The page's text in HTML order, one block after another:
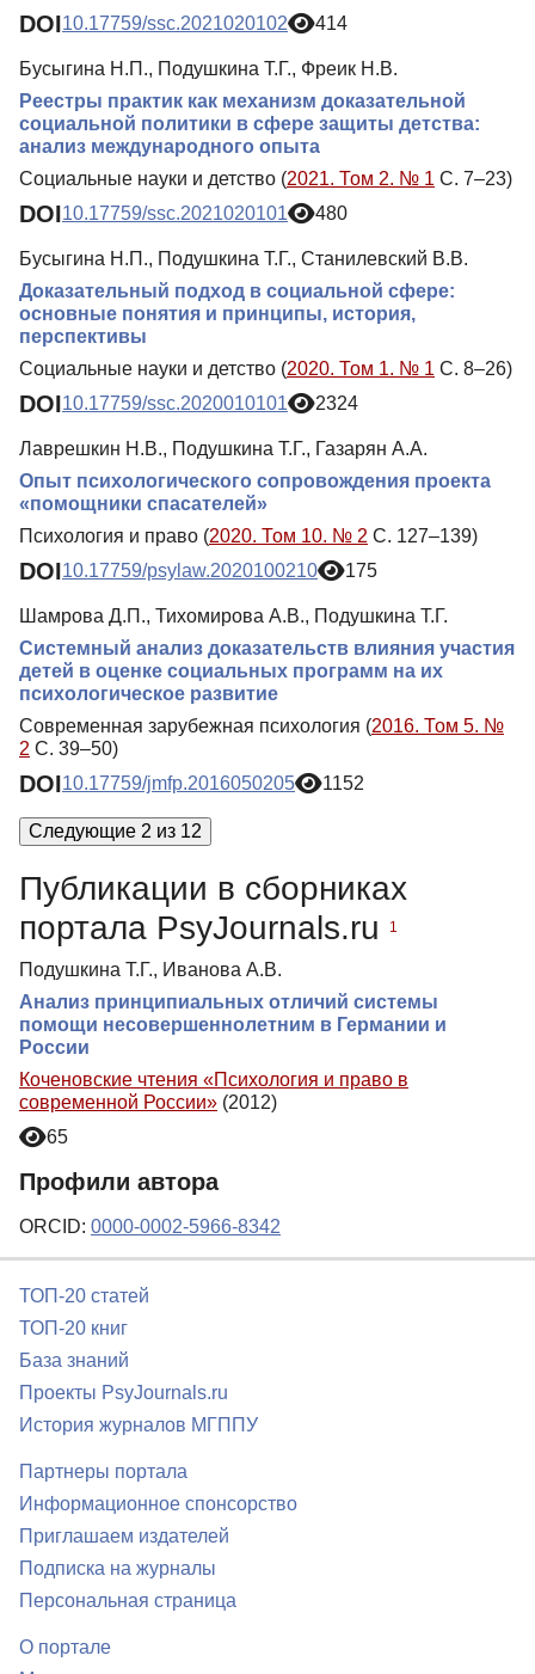
DOI10.17759/ssc.2021020102 414
Бусыгина Н.П., Подушкина Т.Г., Фреик Н.В.
Реестры практик как механизм доказательной
социальной политики в сфере защиты детства:
анализ международного опыта
Социальные науки и детство (2021. Том 2. № 1 С. 7–23)
DOI10.17759/ssc.2021020101 480
Бусыгина Н.П., Подушкина Т.Г., Станилевский В.В.
Доказательный подход в социальной сфере:
основные понятия и принципы, история,
перспективы
Социальные науки и детство (2020. Том 1. № 1 С. 8–26)
DOI10.17759/ssc.2020010101 2324
Лаврешкин Н.В., Подушкина Т.Г., Газарян А.А.
Опыт психологического сопровождения проекта
«помощники спасателей»
Психология и право (2020. Том 10. № 2 С. 127–139)
DOI10.17759/psylaw.2020100210 175
Шамрова Д.П., Тихомирова А.В., Подушкина Т.Г.
Системный анализ доказательств влияния участия
детей в оценке социальных программ на их
психологическое развитие
Современная зарубежная психология (2016. Том 5. №
2 С. 39–50)
DOI10.17759/jmfp.2016050205 1152
Следующие 2 из 12
Публикации в сборниках
портала PsyJournals.ru
1
Подушкина Т.Г., Иванова А.В.
Анализ принципиальных отличий системы
помощи несовершеннолетним в Германии и
России
Коченовские чтения «Психология и право в
современной России» (2012)
65
Профили автора
ORCID: 0000-0002-5966-8342
ТОП-20 статей
ТОП-20 книг
База знаний
Проекты PsyJournals.ru
История журналов МГППУ
Партнеры портала
Информационное спонсорство
Приглашаем издателей
Подписка на журналы
Персональная страница
О портале